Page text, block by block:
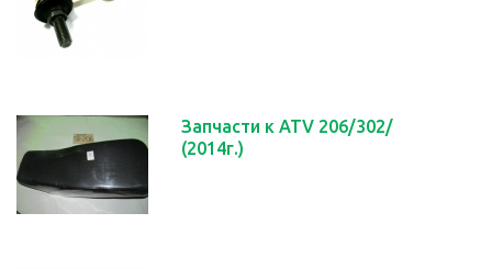
Запчасти к ATV 206/302/
(2014г.)